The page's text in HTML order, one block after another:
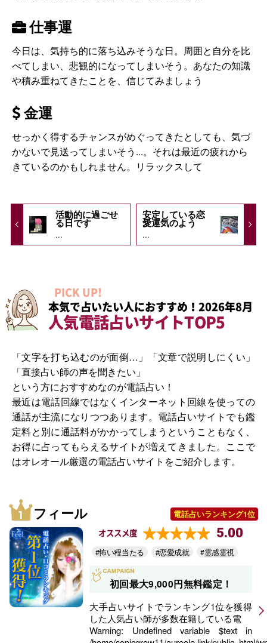
仕事運
今日は、気持ち的に落ち込みそうな日。周囲と自分を比
べてしまい、悲観的になってしまいそう。あなたの知識
や積み重ねてきたことを、信じてみましょう
金運
せっかく得するチャンスがめぐってきたとしても、気づ
かないで見送ってしまいそう...。それは最近の疲れから
きているのかもしれません。リラックスして
活動的に過ごせ
る日です
...
安定している恋
愛運気のよう
...
PICK UP!
本気で占いたい人におすすめ！2026年8月
人気電話占いサイトTOP5
「文字を打ち込むのが面倒…」「文章で説明しにくい」
「直接占い師の声を聞きたい」
という方におすすめなのが電話占い！
最近は電話回線ではなくインターネット回線を使っての
通話が主流になりつつあります。電話占いサイトでも鑑
定料と別に通話料がかかってしまうということもなく、
お得に占ってもらえるサイトが増えてきました。ここで
はオレオール厳選の電話占いサイトをご紹介します。
フィール 電話占いランキング1位
オススメ度 5.00
#怖い程当たる #恋愛成就 #霊感霊視
初回最大9,000円無料鑑定！
大手占いサイトでランキング1位を獲得
した人気占い師が多数在籍している電
Warning: Undefined variable $text in